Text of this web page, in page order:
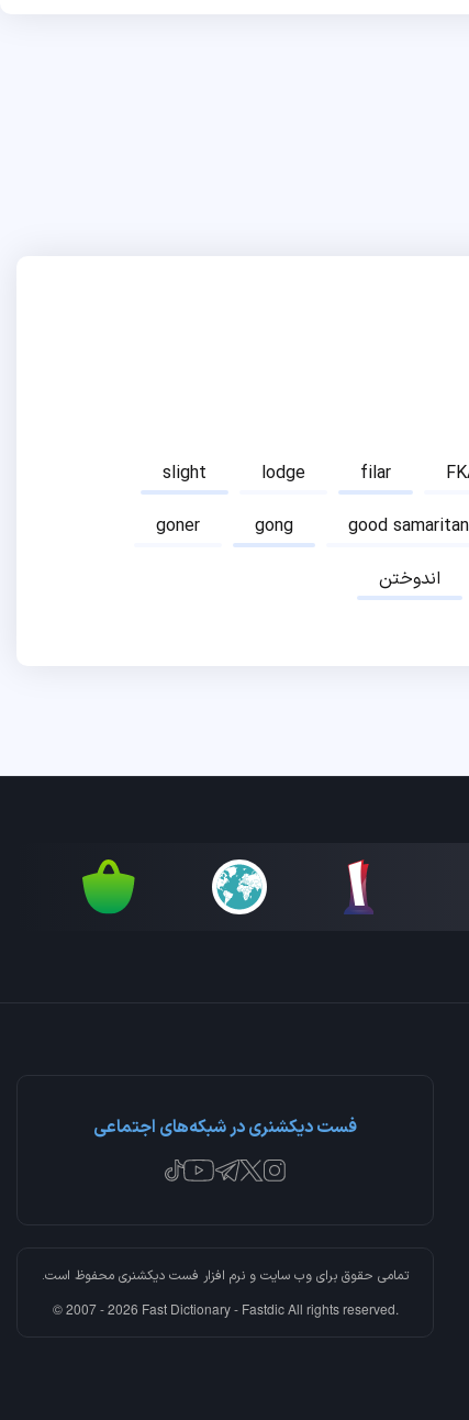
slight lodge filar
goner
gong good samaritan
اندوختن
فست دیکشنری در شبکه‌های اجتماعی
تمامی حقوق برای وب سایت و نرم افزار فست دیکشنریمحفوظ است.
© 2007 - 2026 Fast Dictionary - Fastdic All rights reserved.